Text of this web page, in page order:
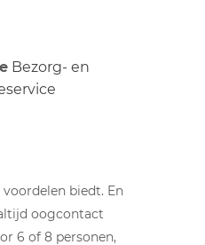
Bezorg- en
biedt. En
oogcontact
6 of 8 personen,